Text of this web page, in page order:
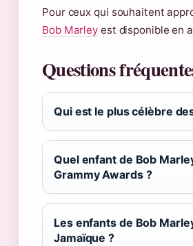
Pour ceux qui souhaitent
Bob Marley est disponible en
Questions
Qui est le plus célèbre
Quel enfant de Bob
Grammy Awards ?
Les enfants de Bob
Jamaïque ?